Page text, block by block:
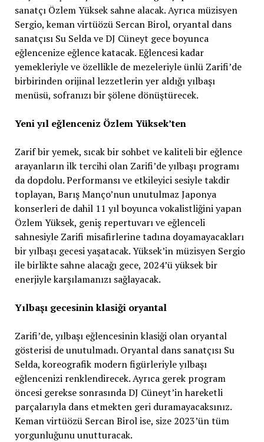
sanatçı Özlem Yüksek sahne alacak. Ayrıca müzisyen
Sergio, keman virtüözü Sercan Birol, oryantal dans
sanatçısı Su Selda ve DJ Cüneyt gece boyunca
eğlencenize eğlence katacak. Eğlencesi kadar
yemekleriyle ve özellikle de mezeleriyle ünlü Zarifi’de
birbirinden orijinal lezzetlerin yer aldığı yılbaşı
menüsü, sofranızı bir şölene dönüştürecek.
Yeni yıl eğlenceniz Özlem Yüksek’ten
Zarif bir yemek, sıcak bir sohbet ve kaliteli bir eğlence
arayanların ilk tercihi olan Zarifi’de yılbaşı programı
da dopdolu. Performansı ve etkileyici sesiyle takdir
toplayan, Barış Manço’nun unutulmaz Japonya
konserleri de dahil 11 yıl boyunca vokalistliğini yapan
Özlem Yüksek, geniş repertuvarı ve eğlenceli
sahnesiyle Zarifi misafirlerine tadına doyamayacakları
bir yılbaşı gecesi yaşatacak. Yüksek’in müzisyen Sergio
ile birlikte sahne alacağı gece, 2024’ü yüksek bir
enerjiyle karşılamanızı sağlayacak.
Yılbaşı gecesinin klasiği oryantal
Zarifi’de, yılbaşı eğlencesinin klasiği olan oryantal
gösterisi de unutulmadı. Oryantal dans sanatçısı Su
Selda, koreografik modern figürleriyle yılbaşı
eğlencenizi renklendirecek. Ayrıca gerek program
öncesi gerekse sonrasında DJ Cüneyt’in hareketli
parçalarıyla dans etmekten geri duramayacaksınız.
Keman virtüözü Sercan Birol ise, size 2023’ün tüm
yorgunluğunu unutturacak.